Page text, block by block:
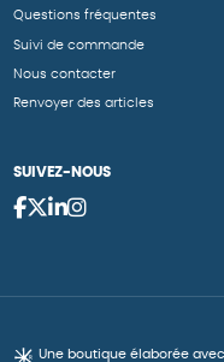
Questions fréquentes
Suivi de commande
Nous contacter
Renvoyer des articles
SUIVEZ-NOUS
Une boutique élaborée